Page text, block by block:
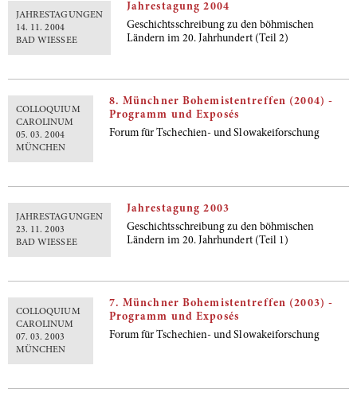
JAHRESTAGUNGEN
14. 11. 2004
BAD WIESSEE
Jahrestagung 2004
Geschichtsschreibung zu den böhmischen
Ländern im 20. Jahrhundert (Teil 2)
COLLOQUIUM
CAROLINUM
05. 03. 2004
MÜNCHEN
8. Münchner Bohemistentreffen (2004) -
Programm und Exposés
Forum für Tschechien- und Slowakeiforschung
JAHRESTAGUNGEN
23. 11. 2003
BAD WIESSEE
Jahrestagung 2003
Geschichtsschreibung zu den böhmischen
Ländern im 20. Jahrhundert (Teil 1)
COLLOQUIUM
CAROLINUM
07. 03. 2003
MÜNCHEN
7. Münchner Bohemistentreffen (2003) -
Programm und Exposés
Forum für Tschechien- und Slowakeiforschung